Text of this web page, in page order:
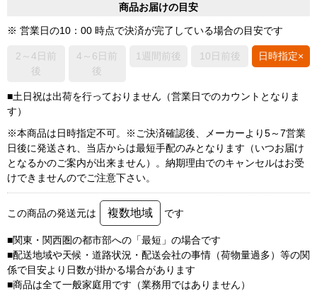
商品お届けの目安
※ 営業日の10：00 時点で決済が完了している場合の目安です
2～4日前
後
4～6日前
後
1週間前後 10日前後 日時指定×
■土日祝は出荷を行っておりません（営業日でのカウントとなりま
す）
※本商品は日時指定不可。※ご決済確認後、メーカーより5～7営業
日後に発送され、当店からは最短手配のみとなります（いつお届け
となるかのご案内が出来ません）。納期理由でのキャンセルはお受
けできませんのでご注意下さい。
この商品の発送元は 複数地域 です
■関東・関西圏の都市部への「最短」の場合です
■配送地域や天候・道路状況・配送会社の事情（荷物量過多）等の関
係で目安より日数が掛かる場合があります
■商品は全て一般家庭用です（業務用ではありません）